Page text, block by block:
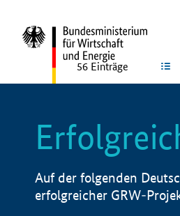
56 Einträge
Auf der folgenden
erfolgreicher GRW-